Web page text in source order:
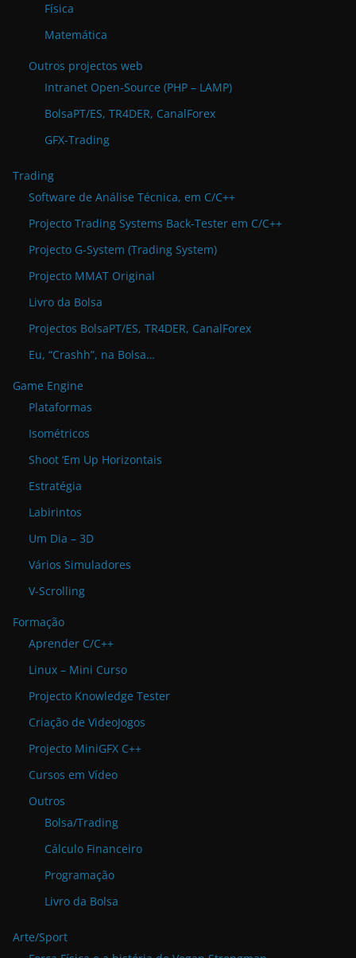
Física
Matemática
Outros projectos web
Intranet Open-Source (PHP – LAMP)
BolsaPT/ES, TR4DER, CanalForex
GFX-Trading
Trading
Software de Análise Técnica, em C/C++
Projecto Trading Systems Back-Tester em C/C++
Projecto G-System (Trading System)
Projecto MMAT Original
Livro da Bolsa
Projectos BolsaPT/ES, TR4DER, CanalForex
Eu, “Crashh”, na Bolsa…
Game Engine
Plataformas
Isométricos
Shoot ‘Em Up Horizontais
Estratégia
Labirintos
Um Dia – 3D
Vários Simuladores
V-Scrolling
Formação
Aprender C/C++
Linux – Mini Curso
Projecto Knowledge Tester
Criação de VideoJogos
Projecto MiniGFX C++
Cursos em Vídeo
Outros
Bolsa/Trading
Cálculo Financeiro
Programação
Livro da Bolsa
Arte/Sport